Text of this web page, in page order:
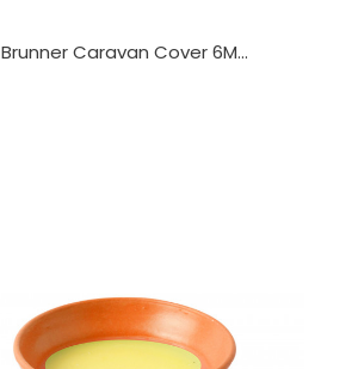
Brunner Caravan Cover 6M...